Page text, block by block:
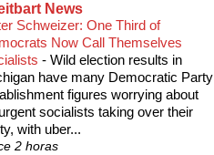
News
Schweizer: One Third of
Now Call Themselves
- Wild election results in
have many Democratic Party
figures worrying about
socialists taking over their
with uber...
2 horas